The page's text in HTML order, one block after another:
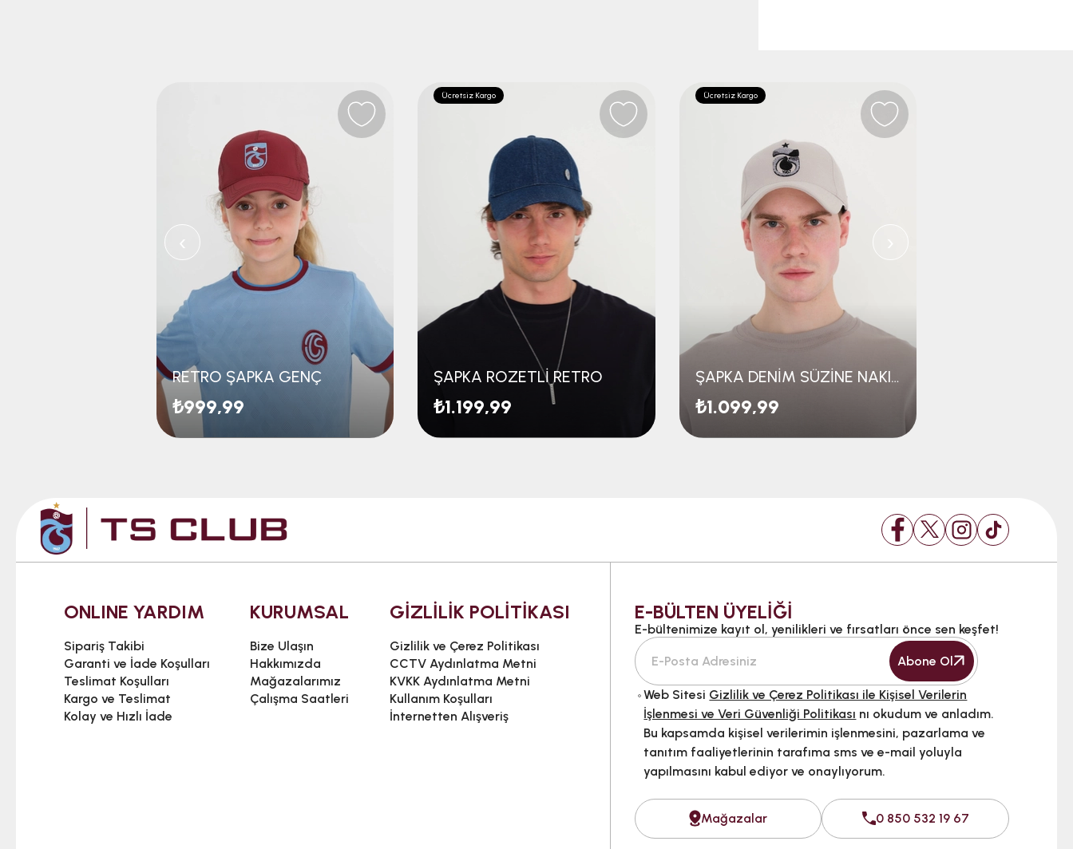
RETRO ŞAPKA GENÇ
₺999,99
ŞAPKA ROZETLİ RETRO
₺1.199,99
Ücretsiz Kargo
ŞAPKA DENİM SÜZİNE NAKIŞLI
₺1.099,99
Ücretsiz Kargo
‹
ONLINE YARDIM
Sipariş Takibi
Garanti ve İade Koşulları
Teslimat Koşulları
Kargo ve Teslimat
Kolay ve Hızlı İade
KURUMSAL
Bize Ulaşın
Hakkımızda
Mağazalarımız
Çalışma Saatleri
GİZLİLİK POLİTİKASI
Gizlilik ve Çerez Politikası
CCTV Aydınlatma Metni
KVKK Aydınlatma Metni
Kullanım Koşulları
İnternetten Alışveriş
E-BÜLTEN ÜYELİĞİ
E-bültenimize kayıt ol, yenilikleri ve fırsatları önce sen keşfet!
Abone Ol
Web Sitesi Gizlilik ve Çerez Politikası ile Kişisel Verilerin
İşlenmesi ve Veri Güvenliği Politikası nı okudum ve anladım.
Bu kapsamda kişisel verilerimin işlenmesini, pazarlama ve
tanıtım faaliyetlerinin tarafıma sms ve e-mail yoluyla
yapılmasını kabul ediyor ve onaylıyorum.
Mağazalar 0 850 532 19 67